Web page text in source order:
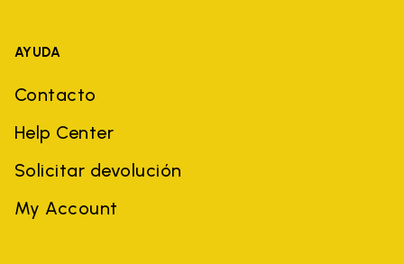
AYUDA
Contacto
Help Center
Solicitar devolución
My Account